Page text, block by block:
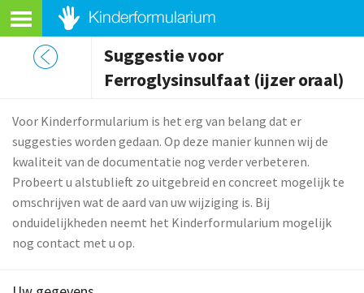
Suggestie voor
Ferroglysinsulfaat (ijzer oraal)
Voor Kinderformularium is het erg van belang dat er
suggesties worden gedaan. Op deze manier kunnen wij de
kwaliteit van de documentatie nog verder verbeteren.
Probeert u alstublieft zo uitgebreid en concreet mogelijk te
omschrijven wat de aard van uw wijziging is. Bij
onduidelijkheden neemt het Kinderformularium mogelijk
nog contact met u op.